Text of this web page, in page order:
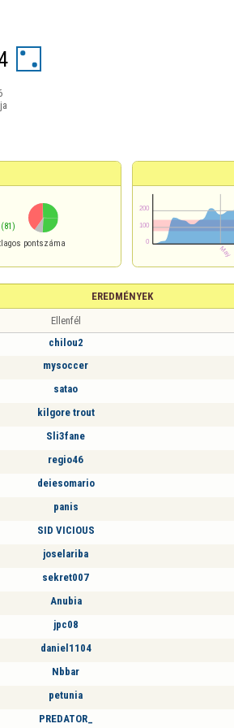
(81)
pontszáma
EREDMÉNYEK
Ellenfél
chilou2
mysoccer
satao
kilgore trout
Sli3fane
regio46
deiesomario
panis
SID VICIOUS
joselariba
sekret007
Anubia
jpc08
daniel1104
Nbbar
petunia
PREDATOR_